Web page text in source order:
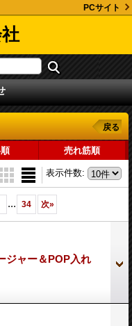
PCサイト
戻る
売れ筋順
表示件数:
... 34 次»
ャー＆POP入れ